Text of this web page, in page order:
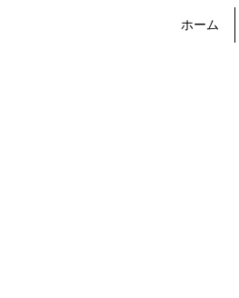
ホーム